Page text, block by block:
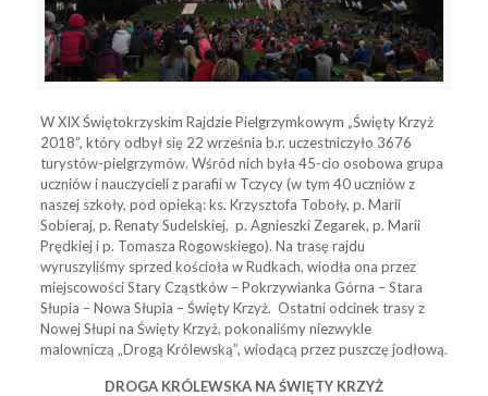
W XIX Świętokrzyskim Rajdzie Pielgrzymkowym „Święty Krzyż
2018”, który odbył się 22 września b.r. uczestniczyło 3676
turystów-pielgrzymów. Wśród nich była 45-cio osobowa grupa
uczniów i nauczycieli z parafii w Tczycy (w tym 40 uczniów z
naszej szkoły, pod opieką: ks. Krzysztofa Toboły, p. Marii
Sobieraj, p. Renaty Sudelskiej, p. Agnieszki Zegarek, p. Marii
Prędkiej i p. Tomasza Rogowskiego). Na trasę rajdu
wyruszyliśmy sprzed kościoła wRudkach, wiodła ona przez
miejscowości Stary Cząstków – Pokrzywianka Górna – Stara
Słupia – Nowa Słupia – Święty Krzyż. Ostatni odcinek trasy z
Nowej Słupi na Święty Krzyż, pokonaliśmy niezwykle
malowniczą „Drogą Królewską”, wiodącą przez puszczę jodłową.
DROGA KRÓLEWSKA NA ŚWIĘTY KRZYŻ